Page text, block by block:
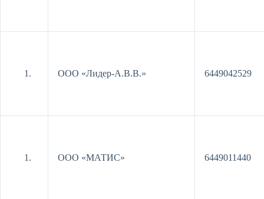
ООО «Лидер-А.В.В.» 6449042529
ООО «МАТИС» 6449011440